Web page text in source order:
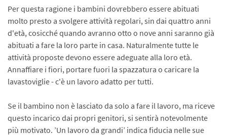
Per questa ragione i bambini dovrebbero essere abituati
molto presto a svolgere attività regolari, sin dai quattro anni
d'età, cosicché quando avranno otto o nove anni saranno già
abituati a fare la loro parte in casa. Naturalmente tutte le
attività proposte devono essere adeguate alla loro età.
Annaffiare i fiori, portare fuori la spazzatura o caricare la
lavastoviglie - c'è un lavoro adatto per tutti.
Se il bambino non è lasciato da solo a fare il lavoro, ma riceve
questo incarico dai propri genitori, si sentirà notevolmente
più motivato. ’Un lavoro da grandi’ indica fiducia nelle sue